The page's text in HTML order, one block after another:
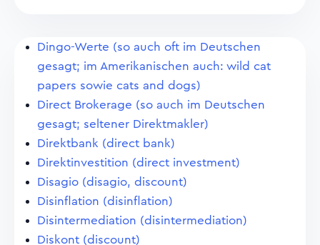
Dingo-Werte (so auch oft im Deutschen
gesagt; im Amerikanischen auch: wild cat
papers sowie cats and dogs)
Direct Brokerage (so auch im Deutschen
gesagt; seltener Direktmakler)
Direktbank (direct bank)
Direktinvestition (direct investment)
Disagio (disagio, discount)
Disinflation (disinflation)
Disintermediation (disintermediation)
Diskont (discount)